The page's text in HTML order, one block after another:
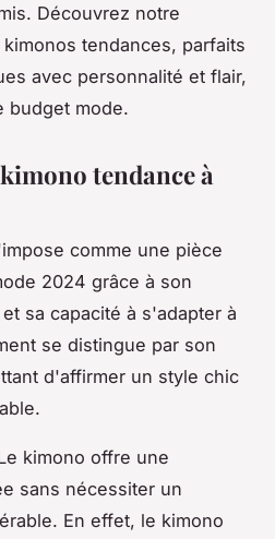
Découvrez notre
tendances, parfaits
avec personnalité et flair,
budget mode.
tendance à
comme une pièce
2024 grâce à son
sa capacité à s'adapter à
se distingue par son
d'affirmer un style chic
kimono offre une
sans nécessiter un
En effet, le kimono